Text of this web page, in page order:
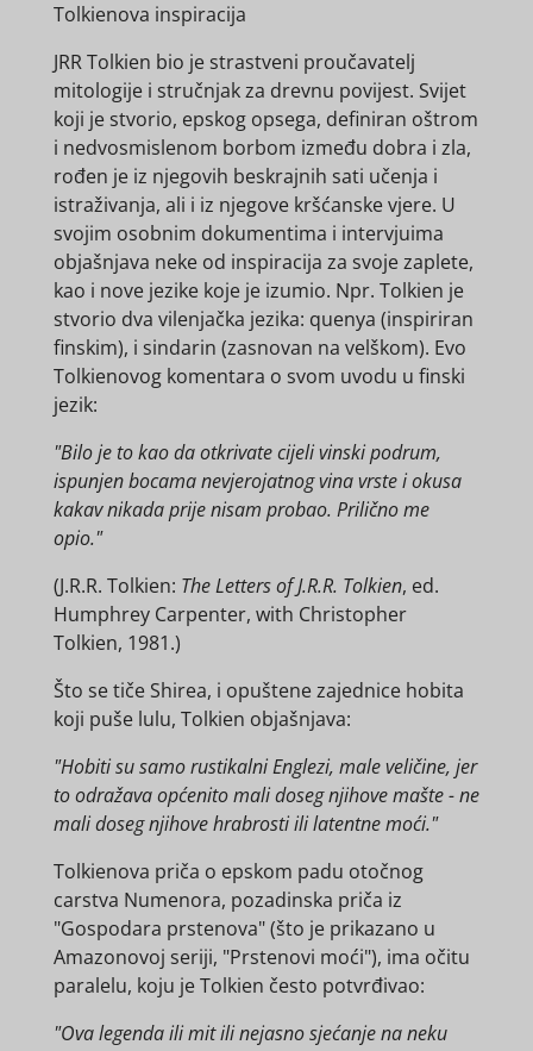
Tolkienova inspiracija
JRR Tolkien bio je strastveni proučavatelj
mitologije i stručnjak za drevnu povijest. Svijet
koji je stvorio, epskog opsega, definiran oštrom
i nedvosmislenom borbom između dobra i zla,
rođen je iz njegovih beskrajnih sati učenja i
istraživanja, ali i iz njegove kršćanske vjere. U
svojim osobnim dokumentima i intervjuima
objašnjava neke od inspiracija za svoje zaplete,
kao i nove jezike koje je izumio. Npr. Tolkien je
stvorio dva vilenjačka jezika: quenya (inspiriran
finskim), i sindarin (zasnovan na velškom). Evo
Tolkienovog komentara o svom uvodu u finski
jezik:
"Bilo je to kao da otkrivate cijeli vinski podrum,
ispunjen bocama nevjerojatnog vina vrste i okusa
kakav nikada prije nisam probao. Prilično me
opio."
(J.R.R. Tolkien: The Letters of J.R.R. Tolkien, ed.
Humphrey Carpenter, with Christopher
Tolkien, 1981.)
Što se tiče Shirea, i opuštene zajednice hobita
koji puše lulu, Tolkien objašnjava:
"Hobiti su samo rustikalni Englezi, male veličine, jer
to odražava općenito mali doseg njihove mašte - ne
mali doseg njihove hrabrosti ili latentne moći."
Tolkienova priča o epskom padu otočnog
carstva Numenora, pozadinska priča iz
"Gospodara prstenova" (što je prikazano u
Amazonovoj seriji, "Prstenovi moći"), ima očitu
paralelu, koju je Tolkien često potvrđivao:
"Ova legenda ili mit ili nejasno sjećanje na neku